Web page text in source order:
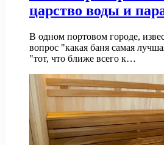
царство воды и
В одном портовом городе,
вопрос "какая баня самая
"тот, что ближе всего к…